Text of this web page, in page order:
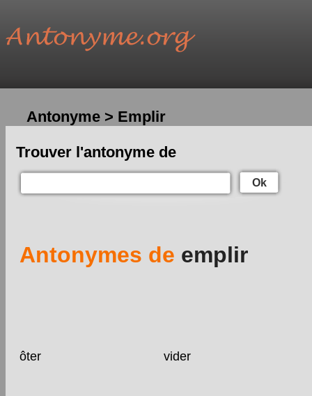
Antonyme > Emplir
Trouver l'antonyme de
Ok
Antonymes de emplir
ôter vider